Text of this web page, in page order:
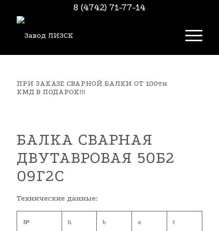
8 (4742) 71-77-14
ПРИ ЗАКАЗЕ СВАРНОЙ БАЛКИ ОТ 100тн
КМД В ПОДАРОК!!!
БАЛКА СВАРНАЯ
ДВУТАВРОВАЯ 50Б2
09Г2С
Технические данные:
№
h b s t